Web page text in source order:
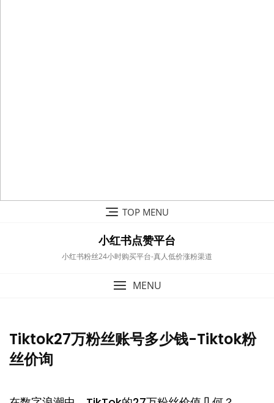
TOP MENU
小红书点赞平台
小红书粉丝24小时购买平台-真人低价涨粉渠道
MENU
Tiktok27万粉丝账号多少钱-Tiktok粉
丝价询